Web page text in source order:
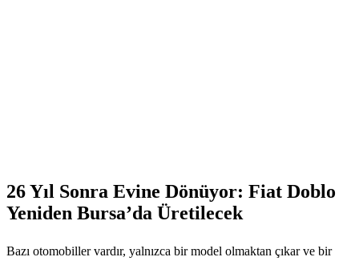
26 Yıl Sonra Evine Dönüyor: Fiat Doblo
Yeniden Bursa’da Üretilecek
Bazı otomobiller vardır, yalnızca bir model olmaktan çıkar ve bir